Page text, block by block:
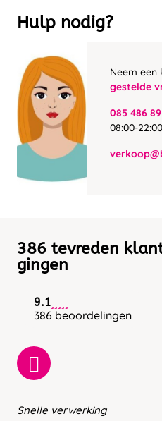
Hulp nodig?
Neem een
gestelde
085 486
08:00-
386 tevreden
gingen
9.1
386 beoordelingen
Snelle verwerking